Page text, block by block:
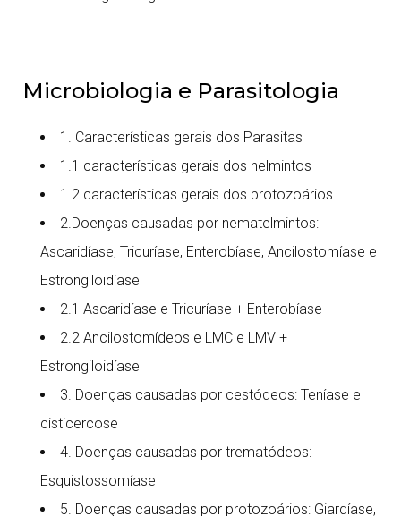
Microbiologia e Parasitologia
1. Características gerais dos Parasitas
1.1 características gerais dos helmintos
1.2 características gerais dos protozoários
2.Doenças causadas por nematelmintos:
Ascaridíase, Tricuríase, Enterobíase, Ancilostomíase e
Estrongiloidíase
2.1 Ascaridíase e Tricuríase + Enterobíase
2.2 Ancilostomídeos e LMC e LMV +
Estrongiloidíase
3. Doenças causadas por cestódeos: Teníase e
cisticercose
4. Doenças causadas por trematódeos:
Esquistossomíase
5. Doenças causadas por protozoários: Giardíase,